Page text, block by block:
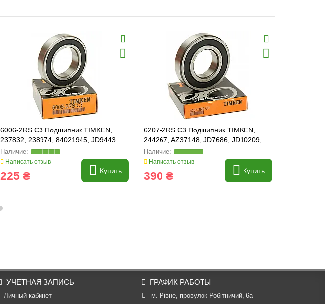
6006-2RS C3 Подшипник TIMKEN,
237832, 238974, 84021945, JD9443
Написать отзыв
225 ₴ Купить
6207-2RS C3 Подшипник TIMKEN,
244267, AZ37148, JD7686, JD10209,
RE65610, R133808, KG01381100
Написать отзыв
390 ₴ Купить
УЧЕТНАЯ ЗАПИСЬ
Личный кабинет
ГРАФИК РАБОТЫ
м. Рівне, провулок Робітничий, 6а